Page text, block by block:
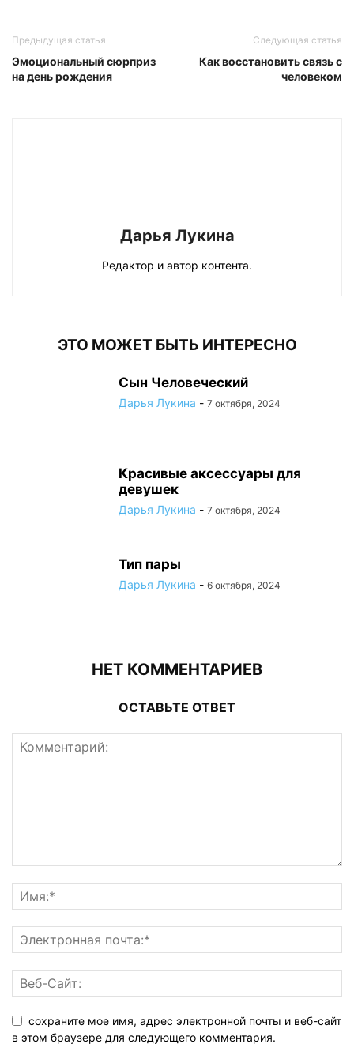
Предыдущая статья
Эмоциональный сюрприз
на день рождения
Следующая статья
Как восстановить связь с
человеком
Дарья Лукина
Редактор и автор контента.
ЭТО МОЖЕТ БЫТЬ ИНТЕРЕСНО
Сын Человеческий
Дарья Лукина - 7 октября, 2024
Красивые аксессуары для
девушек
Дарья Лукина - 7 октября, 2024
Тип пары
Дарья Лукина - 6 октября, 2024
НЕТ КОММЕНТАРИЕВ
ОСТАВЬТЕ ОТВЕТ
сохраните мое имя, адрес электронной почты и веб-сайт
в этом браузере для следующего комментария.